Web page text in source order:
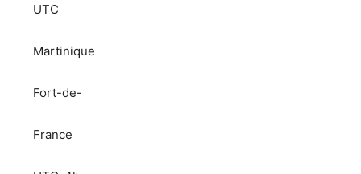
UTC
Martinique
Fort-de-
France